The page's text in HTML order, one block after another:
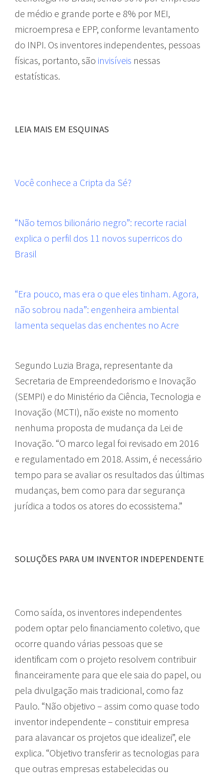
de médio e grande porte e 8% por MEI,
microempresa e EPP, conforme levantamento
do INPI. Os inventores independentes, pessoas
físicas, portanto, são invisíveis nessas
estatísticas.
LEIA MAIS EM ESQUINAS
Você conhece a Cripta da Sé?
“Não temos bilionário negro”: recorte racial
explica o perfil dos 11 novos superricos do
Brasil
“Era pouco, mas era o que eles tinham. Agora,
não sobrou nada”: engenheira ambiental
lamenta sequelas das enchentes no Acre
Segundo Luzia Braga, representante da
Secretaria de Empreendedorismo e Inovação
(SEMPI) e do Ministério da Ciência, Tecnologia e
Inovação (MCTI), não existe no momento
nenhuma proposta de mudança da Lei de
Inovação. “O marco legal foi revisado em 2016
e regulamentado em 2018. Assim, é necessário
tempo para se avaliar os resultados das últimas
mudanças, bem como para dar segurança
jurídica a todos os atores do ecossistema.”
SOLUÇÕES PARA UM INVENTOR INDEPENDENTE
Como saída, os inventores independentes
podem optar pelo financiamento coletivo, que
ocorre quando várias pessoas que se
identificam com o projeto resolvem contribuir
financeiramente para que ele saia do papel, ou
pela divulgação mais tradicional, como faz
Paulo. “Não objetivo – assim como quase todo
inventor independente – constituir empresa
para alavancar os projetos que idealizei”, ele
explica. “Objetivo transferir as tecnologias para
que outras empresas estabelecidas ou